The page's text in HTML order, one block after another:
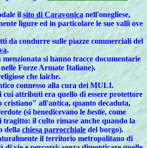
ilsito di Caravonica nell'onegliese,
ligure ed in particolare le sue valli ove
da condurre sulle piazze commerciali del
.
si hanno tracce documentarie
Forze Armate Italiane).
che laiche.
connesso alla cura dei MULI.
attributi era quello di essere protettore
cristiano" all'antica, quanto decaduta,
(si benedicevano lebestie, come
il culto rimase anche quando la
dellachiesa parrocchialedel borgo).
il territorio metropolitano di